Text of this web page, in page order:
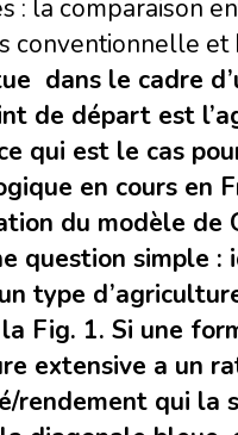
: la comparaison
conventionnelle et
dans le cadre
de départ est
qui est le cas
en cours en
du modèle de
question simple :
type
Fig. 1. Si une
extensive a un
rendement qui la